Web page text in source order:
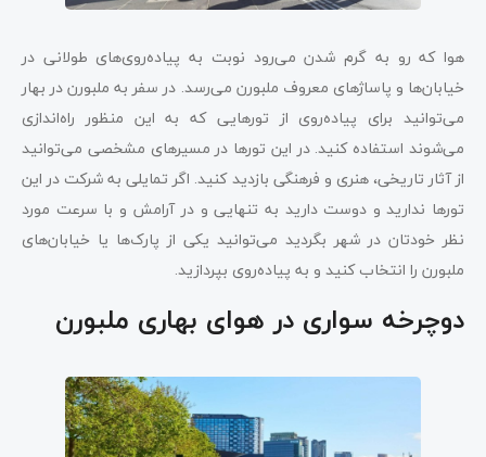
هوا که رو به گرم شدن می‌رود نوبت به پیاده‌روی‌های طولانی در
خیابان‌ها و پاساژ‌های معروف ملبورن می‌رسد. در سفر به ملبورن در بهار
می‌توانید برای پیاده‌روی از تورهایی که به این منظور راه‌اندازی
می‌شوند استفاده کنید. در این تورها در مسیرهای مشخصی می‌توانید
از آثار تاریخی، هنری و فرهنگی بازدید کنید. اگر تمایلی به شرکت در این
تورها ندارید و دوست دارید به تنهایی و در آرامش و با سرعت مورد
نظر خودتان در شهر بگردید می‌توانید یکی از پارک‌ها یا خیابان‌های
ملبورن را انتخاب کنید و به پیاده‌روی بپردازید.
دوچرخه سواری در هوای بهاری ملبورن